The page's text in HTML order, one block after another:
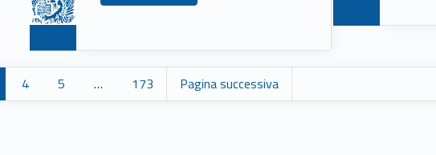
4 5 … 173 Pagina successiva